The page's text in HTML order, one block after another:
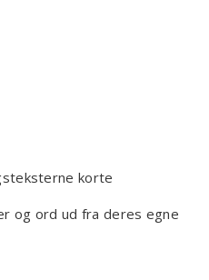
korte
og ord ud fra deres egne